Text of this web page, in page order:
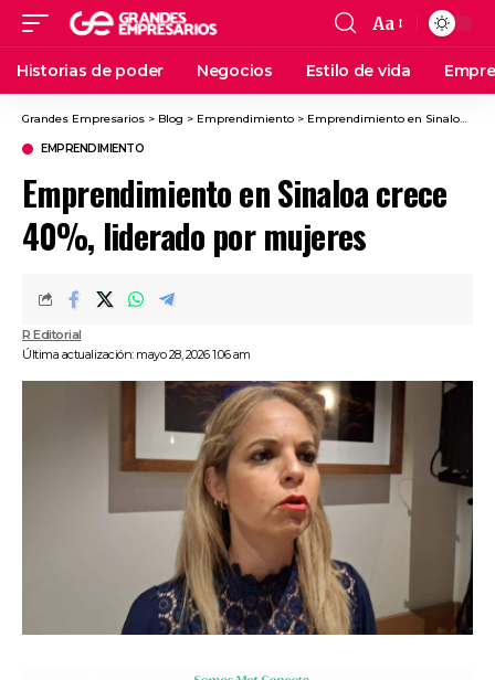
Aa
Historias de poder Negocios Estilo de vida
Grandes Empresarios > Blog > Emprendimiento > Emprendimiento en Sinaloa crece 40%, liderado por mujeres
EMPRENDIMIENTO
Emprendimiento en Sinaloa crece
40%, liderado por mujeres
Última actualización: mayo 28, 2026 1:06 am
R Editorial